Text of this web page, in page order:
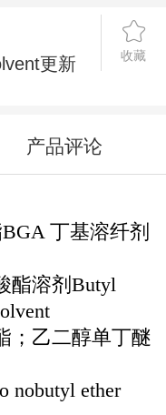
更新
收藏
产品评论
丁基溶纤剂
酯溶剂Butyl
；乙二醇单丁醚
nobutyl ether